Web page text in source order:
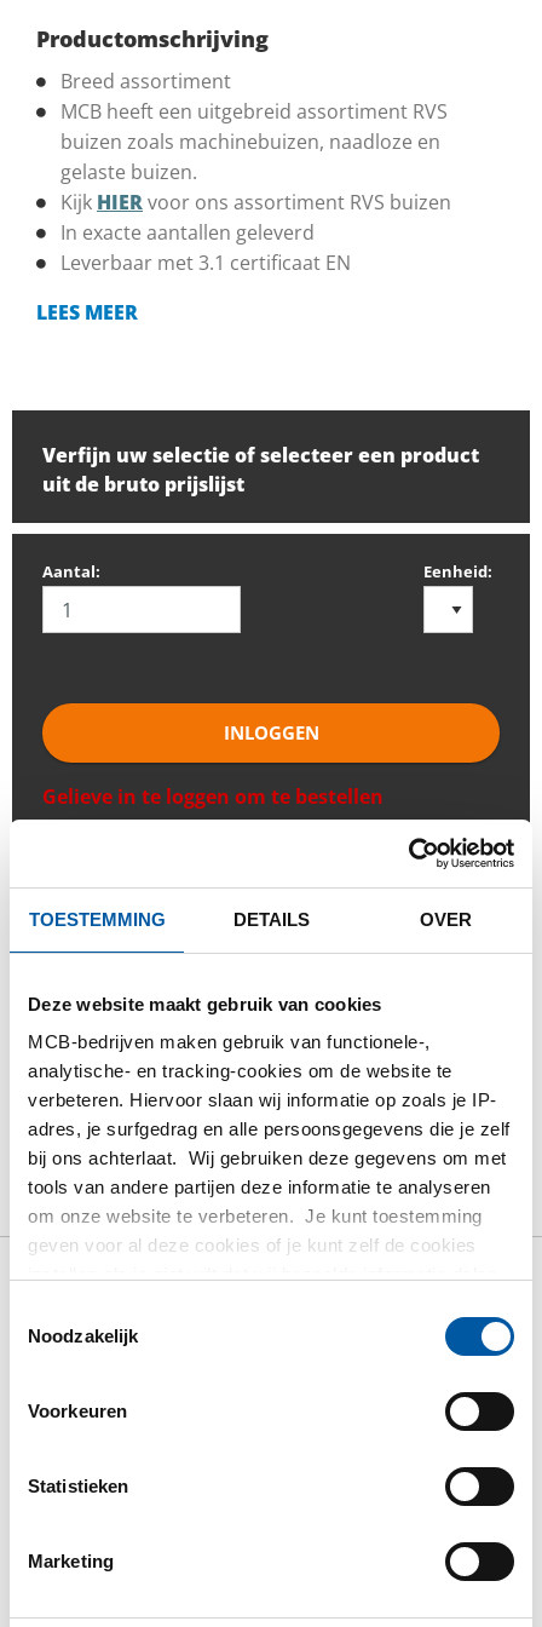
TOESTEMMING DETAILS OVER
Deze website maakt gebruik van cookies
MCB-bedrijven maken gebruik van functionele-,
analytische- en tracking-cookies om de website te
verbeteren. Hiervoor slaan wij informatie op zoals je IP-
adres, je surfgedrag en alle persoonsgegevens die je zelf
bij ons achterlaat. Wij gebruiken deze gegevens om met
tools van andere partijen deze informatie te analyseren
om onze website te verbeteren. Je kunt toestemming
geven voor al deze cookies of je kunt zelf de cookies
partijen waarmee wij samenwerken vind je in ons
Noodzakelijk
Voorkeuren
Statistieken
Marketing
Productomschrijving
Breed assortiment
MCB heeft een uitgebreid assortiment RVS
buizen zoals machinebuizen, naadloze en
gelaste buizen.
Kijk HIERvoor ons assortiment RVS buizen
In exacte aantallen geleverd
Leverbaar met 3.1 certificaat EN
LEES MEER
Verfijn uw selectie of selecteer een product
uit de bruto prijslijst
Aantal: Eenheid:
INLOGGEN
Gelieve in te loggen om te bestellen
Calculeren met actuele Testas-prijzen
Volg uw order via Track&Trace
PRODUCT
PRODUCT OMSCHRIJVING
BRUTO PRIJSLIJST
DOWNLOADS
SPECIFICATIES
Prijzen in Euro per: 0 Stuks